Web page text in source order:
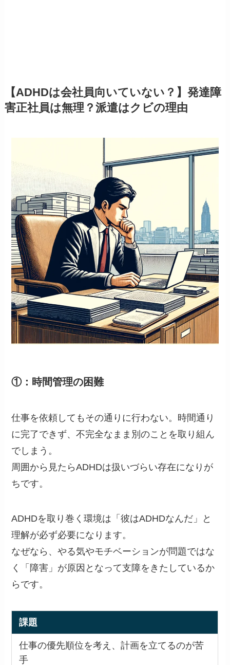
【ADHDは会社員向いていない？】発達障
害正社員は無理？派遣はクビの理由
①：時間管理の困難
仕事を依頼してもその通りに行わない。時間通り
に完了できず、不完全なまま別のことを取り組ん
でしまう。
周囲から見たらADHDは扱いづらい存在になりが
ちです。
ADHDを取り巻く環境は「彼はADHDなんだ」と
理解が必ず必要になります。
なぜなら、やる気やモチベーションが問題ではな
く「障害」が原因となって支障をきたしているか
らです。
課題
仕事の優先順位を考え、計画を立てるのが苦
手